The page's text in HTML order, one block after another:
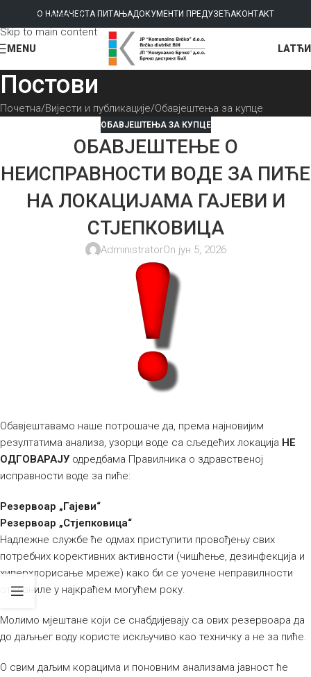
Skip to navigation
Skip to main content
О НАМАЧЕСТА ПИТАЊАДОКУМЕНТИ ПРЕДУЗЕЋАКОНТАКТ
MENU LAT
Постови
Почетна Вијести и публикације Обавјештења за купце
ОБАВЈЕШТЕЊА ЗА КУПЦЕ
ОБАВЈЕШТЕЊЕ О
НЕИСПРАВНОСТИ ВОДЕ ЗА ПИЋЕ
НА ЛОКАЦИЈАМА ГАЈЕВИ И
СТЈЕПКОВИЦА
AdministratorOn јун 5, 2026
Обавјештавамо наше потрошаче да, према најновијим
резултатима анализа, узорци воде са сљедећих локација НЕ
ОДГОВАРАЈУ одредбама Правилника о здравственој
исправности воде за пиће:
Резервоар „Гајеви“
Резервоар „Стјепковица“
Надлежне службе ће одмах приступити провођењу свих
потребних корективних активности (чишћење, дезинфекција и
хиперхлорисање мреже) како би се уочене неправилности
отклониле у најкраћем могућем року.
Молимо мјештане који се снабдијевају са ових резервоара да
до даљњег воду користе искључиво као техничку а не за пиће.
О свим даљим корацима и поновним анализама јавност ће